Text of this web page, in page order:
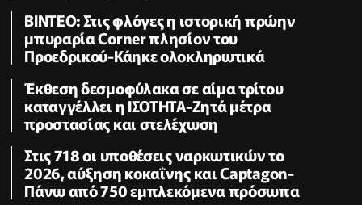
ΒΙΝΤΕΟ: Στις φλόγες η ιστορική πρώην
μπυραρία Corner πλησίον του
Προεδρικού-Κάηκε ολοκληρωτικά
Έκθεση δεσμοφύλακα σε αίμα τρίτου
καταγγέλλει η ΙΣΟΤΗΤΑ-Ζητά μέτρα
προστασίας και στελέχωση
Στις 718 οι υποθέσεις ναρκωτικών το
2026, αύξηση κοκαΐνης και Captagon-
Πάνω από 750 εμπλεκόμενα πρόσωπα